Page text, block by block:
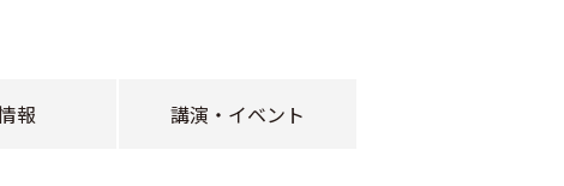
報 講演・イベント